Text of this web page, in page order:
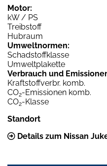
Motor:
kW / PS
Treibstoff
Hubraum
Umweltnormen:
Schadstoffklasse
Umweltplakette
Verbrauch und
Kraftstoffverbr. komb.
CO2-Emissionen komb.
CO2-Klasse
Standort
Details zum Nissan